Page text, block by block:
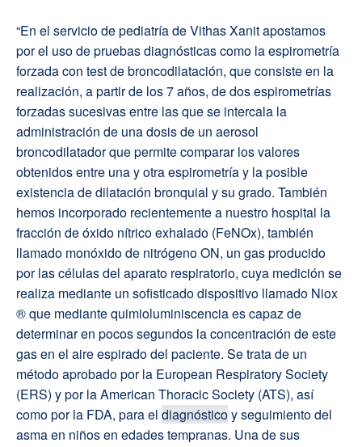
“En el servicio de pediatría de Vithas Xanit apostamos
por el uso de pruebas diagnósticas como la espirometría
forzada con test de broncodilatación, que consiste en la
realización, a partir de los 7 años, de dos espirometrías
forzadas sucesivas entre las que se intercala la
administración de una dosis de un aerosol
broncodilatador que permite comparar los valores
obtenidos entre una y otra espirometría y la posible
existencia de dilatación bronquial y su grado. También
hemos incorporado recientemente a nuestro hospital la
fracción de óxido nítrico exhalado (FeNOx), también
llamado monóxido de nitrógeno ON, un gas producido
por las células del aparato respiratorio, cuya medición se
realiza mediante un sofisticado dispositivo llamado Niox
® que mediante quimioluminiscencia es capaz de
determinar en pocos segundos la concentración de este
gas en el aire espirado del paciente. Se trata de un
método aprobado por la European Respiratory Society
(ERS) y por la American Thoracic Society (ATS), así
como por la FDA, para el diagnósticoy seguimiento del
asma en niños en edades tempranas. Una de sus